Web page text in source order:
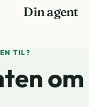
Din agent
TIL?
om